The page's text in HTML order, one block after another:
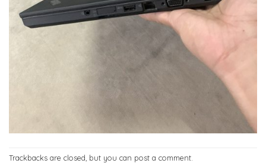
Trackbacks are closed, but you can post a comment